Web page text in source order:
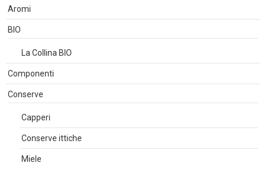
Aromi
BIO
La Collina BIO
Componenti
Conserve
Capperi
Conserve ittiche
Miele